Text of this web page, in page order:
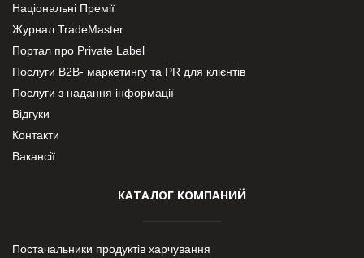
Національні Премії
Журнал TradeMaster
Портал про Private Label
Послуги В2В- маркетингу та PR для клієнтів
Послуги з надання інформації
Відгуки
Контакти
Вакансії
КАТАЛОГ КОМПАНИЙ
Постачальники продуктів харчування